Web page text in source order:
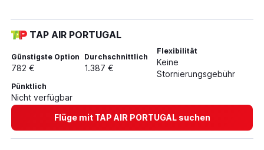
TAP AIR PORTUGAL
Günstigste Option
782 €
Durchschnittlich
1.387 €
Flexibilität
Keine
Stornierungsgebühr
Pünktlich
Nicht verfügbar
Flüge mit TAP AIR PORTUGAL suchen